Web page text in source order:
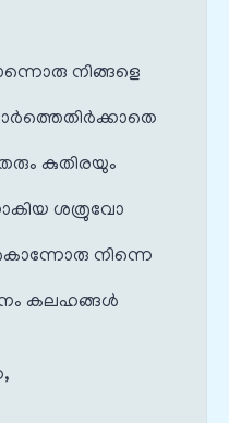
നിങ്ങളെ
കുതിരയും
ശത്രുവോ
നിന്നെ
കലഹങ്ങൾ